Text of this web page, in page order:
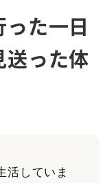
た一日
送った体
活していま